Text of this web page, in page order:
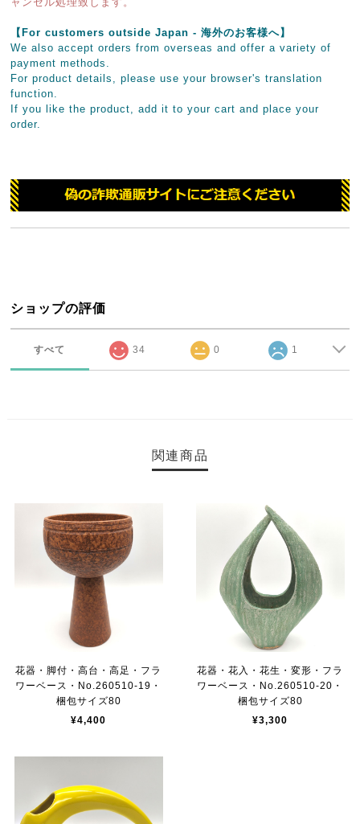
【For customers outside Japan - 海外のお客様へ】
We also accept orders from overseas and offer a variety of
payment methods.
For product details, please use your browser's translation
function.
If you like the product, add it to your cart and place your
order.
ショップの評価
すべて 34 0 1
関連商品
花器・脚付・高台・高足・フラ
ワーベース・No.260510-19・
梱包サイズ80
¥4,400
花器・花入・花生・変形・フラ
ワーベース・No.260510-20・
梱包サイズ80
¥3,300